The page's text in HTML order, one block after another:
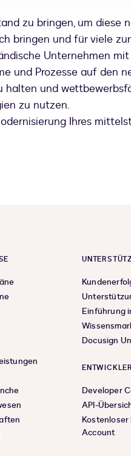
zu bringen, um diese
bringen und für viele
Unternehmen
und Prozesse auf den
und
zu nutzen.
Ihres
Einführung
Docusign
ENTWICKLER
Developer
API-
Account